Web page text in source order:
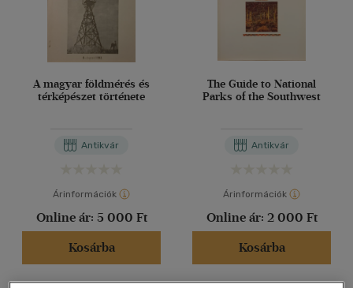
Nyelv szerint
Angol(10)
Olasz(1)
Vélemény szerint
(5)
A magyar földmérés és
térképészet története
Antikvár
Árinformációk
Online ár: 5 000 Ft
Kosárba
The Guide to National
Parks of the Southwest
Antikvár
Árinformációk
Online ár: 2 000 Ft
Kosárba